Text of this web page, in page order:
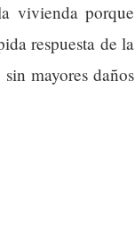
vivienda porque
respuesta de la
mayores daños